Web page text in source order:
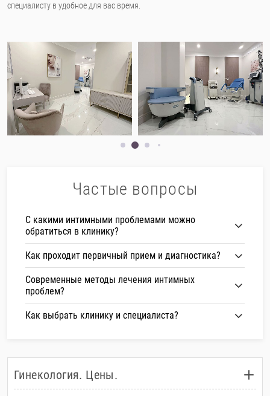
специалисту в удобное для вас время.
Частые вопросы
С какими интимными проблемами можно
обратиться в клинику?
Как проходит первичный прием и диагностика?
Современные методы лечения интимных
проблем?
Как выбрать клинику и специалиста?
Гинекология. Цены.